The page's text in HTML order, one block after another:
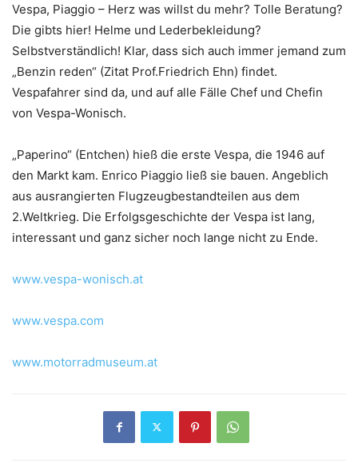
Vespa, Piaggio – Herz was willst du mehr? Tolle Beratung?
Die gibts hier! Helme und Lederbekleidung?
Selbstverständlich! Klar, dass sich auch immer jemand zum
„Benzin reden“ (Zitat Prof.Friedrich Ehn) findet.
Vespafahrer sind da, und auf alle Fälle Chef und Chefin
von Vespa-Wonisch.
„Paperino“ (Entchen) hieß die erste Vespa, die 1946 auf
den Markt kam. Enrico Piaggio ließ sie bauen. Angeblich
aus ausrangierten Flugzeugbestandteilen aus dem
2.Weltkrieg. Die Erfolgsgeschichte der Vespa ist lang,
interessant und ganz sicher noch lange nicht zu Ende.
www.vespa-wonisch.at
www.vespa.com
www.motorradmuseum.at